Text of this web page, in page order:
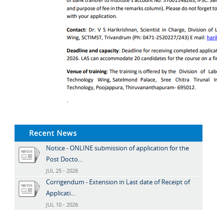
Recent News
Notice - ONLINE submission of application for the
Post Docto...
JUL 25 - 2026
Corrigendum - Extension in Last date of Receipt of
Applicati...
JUL 10 - 2026